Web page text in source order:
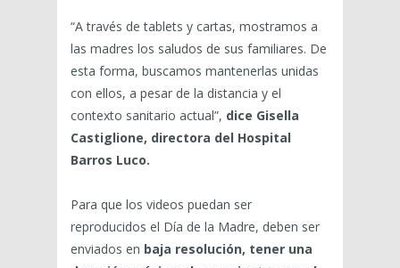
“A través de tablets y cartas, mostramos a
las madres los saludos de sus familiares. De
esta forma, buscamos mantenerlas unidas
con ellos, a pesar de la distancia y el
contexto sanitario actual”, dice Gisella
Castiglione, directora del Hospital
Barros Luco.
Para que los videos puedan ser
reproducidos el Día de la Madre, deben ser
enviados en baja resolución, tener una